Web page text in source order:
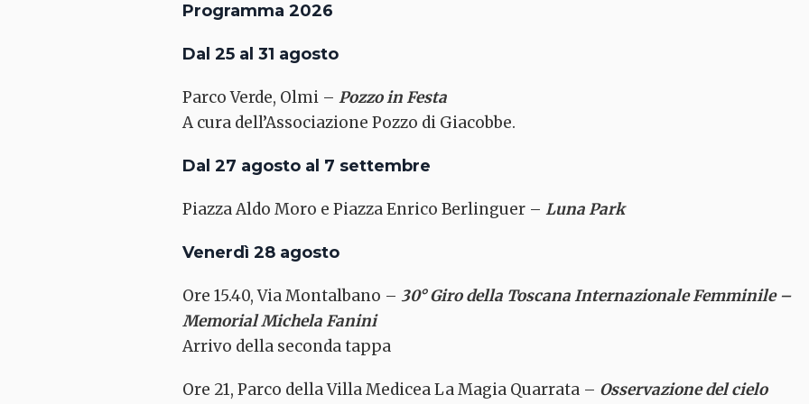
Programma 2026
Dal 25 al 31 agosto
Parco Verde, Olmi – Pozzo in Festa
A cura dell’Associazione Pozzo di Giacobbe.
Dal 27 agosto al 7 settembre
Piazza Aldo Moro e Piazza Enrico Berlinguer – Luna Park
Venerdì 28 agosto
Ore 15.40, Via Montalbano – 30° Giro della Toscana Internazionale Femminile –
Memorial Michela Fanini
Arrivo della seconda tappa
Ore 21, Parco della Villa Medicea La Magia Quarrata – Osservazione del cielo